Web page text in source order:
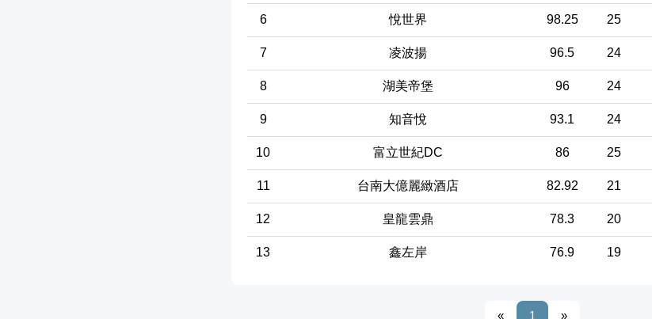
6 悅世界 98.25 25
7 凌波揚 96.5 24
8 湖美帝堡 96 24
9 知音悅 93.1 24
10 富立世紀DC 86 25
11 台南大億麗緻酒店 82.92 21
12 皇龍雲鼎 78.3 20
13 鑫左岸 76.9 19
« 1 »